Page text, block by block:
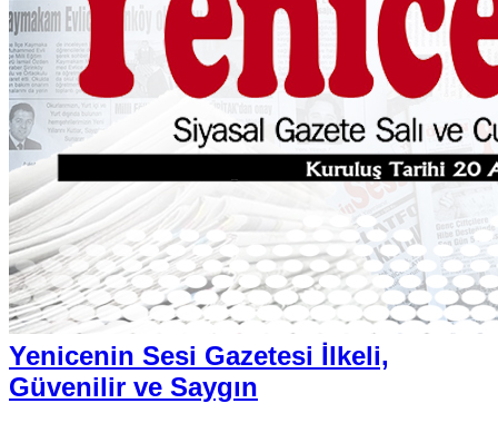
Yenicenin Sesi Gazetesi İlkeli,
Güvenilir ve Saygın